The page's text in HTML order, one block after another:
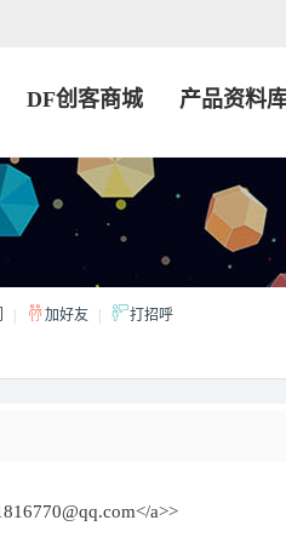
DF创客商城 产品资料
加好友 打招呼
author: lisper <<a href="mailto:931816770@qq.com" target="_blank">931816770@qq.com</a>>